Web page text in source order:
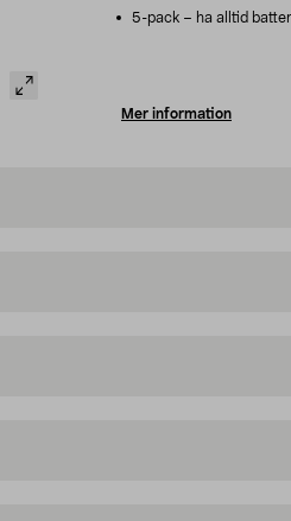
5-pack – ha alltid
Mer information